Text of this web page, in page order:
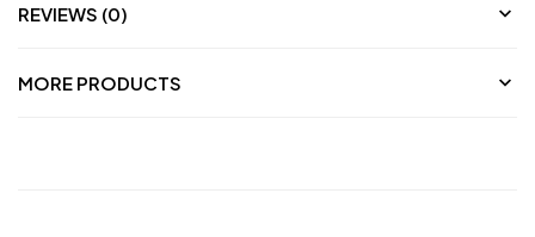
REVIEWS (0)
MORE PRODUCTS